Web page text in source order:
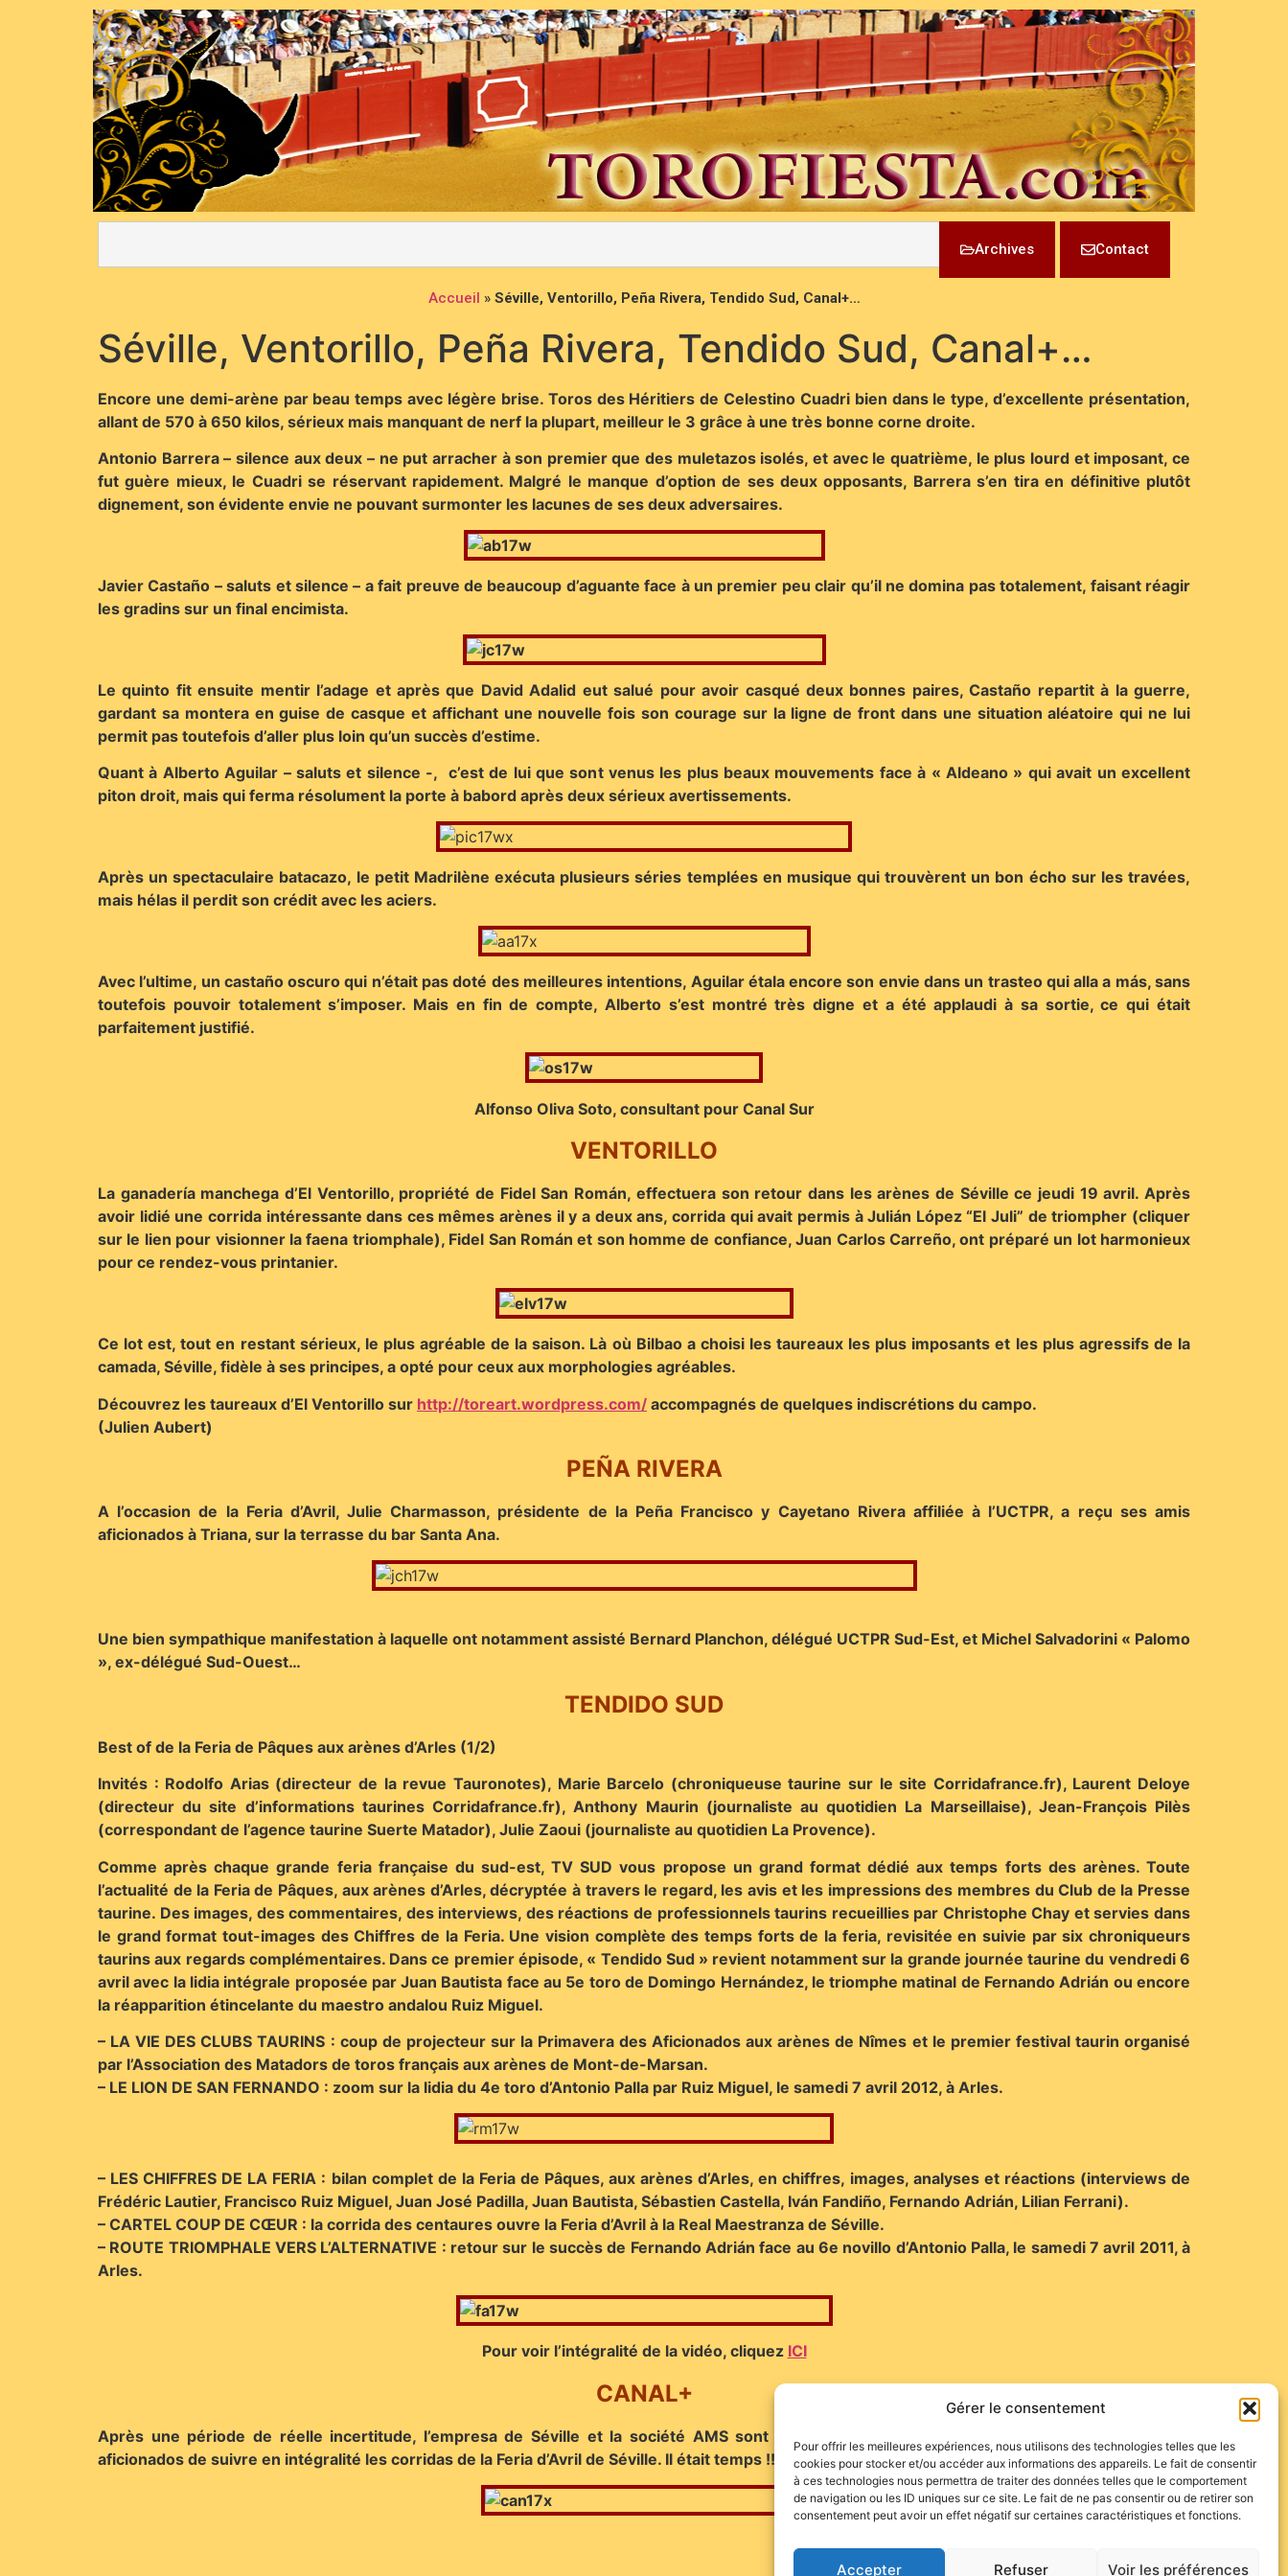
Gérer le consentement
Pour offrir les meilleures expériences, nous utilisons des technologies telles que les
cookies pour stocker et/ou accéder aux informations des appareils. Le fait de consentir
à ces technologies nous permettra de traiter des données telles que le comportement
de navigation ou les ID uniques sur ce site. Le fait de ne pas consentir ou de retirer son
consentement peut avoir un effet négatif sur certaines caractéristiques et fonctions.
Accepter Refuser Voir les préférences
Archives Contact
Accueil » Séville, Ventorillo, Peña Rivera, Tendido Sud, Canal+…
Séville, Ventorillo, Peña Rivera, Tendido Sud, Canal+…
Encore une demi-arène par beau temps avec légère brise. Toros des Héritiers de Celestino Cuadri bien dans le type, d’excellente présentation,
allant de 570 à 650 kilos, sérieux mais manquant de nerf la plupart, meilleur le 3 grâce à une très bonne corne droite.
Antonio Barrera – silence aux deux – ne put arracher à son premier que des muletazos isolés, et avec le quatrième, le plus lourd et imposant, ce
fut guère mieux, le Cuadri se réservant rapidement. Malgré le manque d’option de ses deux opposants, Barrera s’en tira en définitive plutôt
dignement, son évidente envie ne pouvant surmonter les lacunes de ses deux adversaires.
Javier Castaño – saluts et silence – a fait preuve de beaucoup d’aguante face à un premier peu clair qu’il ne domina pas totalement, faisant réagir
les gradins sur un final encimista.
Le quinto fit ensuite mentir l’adage et après que David Adalid eut salué pour avoir casqué deux bonnes paires, Castaño repartit à la guerre,
gardant sa montera en guise de casque et affichant une nouvelle fois son courage sur la ligne de front dans une situation aléatoire qui ne lui
permit pas toutefois d’aller plus loin qu’un succès d’estime.
Quant à Alberto Aguilar – saluts et silence -, c’est de lui que sont venus les plus beaux mouvements face à « Aldeano » qui avait un excellent
piton droit, mais qui ferma résolument la porte à babord après deux sérieux avertissements.
Après un spectaculaire batacazo, le petit Madrilène exécuta plusieurs séries templées en musique qui trouvèrent un bon écho sur les travées,
mais hélas il perdit son crédit avec les aciers.
Avec l’ultime, un castaño oscuro qui n’était pas doté des meilleures intentions, Aguilar étala encore son envie dans un trasteo qui alla a más, sans
toutefois pouvoir totalement s’imposer. Mais en fin de compte, Alberto s’est montré très digne et a été applaudi à sa sortie, ce qui était
parfaitement justifié.
Alfonso Oliva Soto, consultant pour Canal Sur
VENTORILLO
La ganadería manchega d’El Ventorillo, propriété de Fidel San Román, effectuera son retour dans les arènes de Séville ce jeudi 19 avril. Après
avoir lidié une corrida intéressante dans ces mêmes arènes il y a deux ans, corrida qui avait permis à Julián López “El Juli” de triompher (cliquer
sur le lien pour visionner la faena triomphale), Fidel San Román et son homme de confiance, Juan Carlos Carreño, ont préparé un lot harmonieux
pour ce rendez-vous printanier.
Ce lot est, tout en restant sérieux, le plus agréable de la saison. Là où Bilbao a choisi les taureaux les plus imposants et les plus agressifs de la
camada, Séville, fidèle à ses principes, a opté pour ceux aux morphologies agréables.
Découvrez les taureaux d’El Ventorillo sur http://toreart.wordpress.com/ accompagnés de quelques indiscrétions du campo.
(Julien Aubert)
PEÑA RIVERA
A l’occasion de la Feria d’Avril, Julie Charmasson, présidente de la Peña Francisco y Cayetano Rivera affiliée à l’UCTPR, a reçu ses amis
aficionados à Triana, sur la terrasse du bar Santa Ana.
Une bien sympathique manifestation à laquelle ont notamment assisté Bernard Planchon, délégué UCTPR Sud-Est, et Michel Salvadorini « Palomo
», ex-délégué Sud-Ouest…
TENDIDO SUD
Best of de la Feria de Pâques aux arènes d’Arles (1/2)
Invités : Rodolfo Arias (directeur de la revue Tauronotes), Marie Barcelo (chroniqueuse taurine sur le site Corridafrance.fr), Laurent Deloye
(directeur du site d’informations taurines Corridafrance.fr), Anthony Maurin (journaliste au quotidien La Marseillaise), Jean-François Pilès
(correspondant de l’agence taurine Suerte Matador), Julie Zaoui (journaliste au quotidien La Provence).
Comme après chaque grande feria française du sud-est, TV SUD vous propose un grand format dédié aux temps forts des arènes. Toute
l’actualité de la Feria de Pâques, aux arènes d’Arles, décryptée à travers le regard, les avis et les impressions des membres du Club de la Presse
taurine. Des images, des commentaires, des interviews, des réactions de professionnels taurins recueillies par Christophe Chay et servies dans
le grand format tout-images des Chiffres de la Feria. Une vision complète des temps forts de la feria, revisitée en suivie par six chroniqueurs
taurins aux regards complémentaires. Dans ce premier épisode, « Tendido Sud » revient notamment sur la grande journée taurine du vendredi 6
avril avec la lidia intégrale proposée par Juan Bautista face au 5e toro de Domingo Hernández, le triomphe matinal de Fernando Adrián ou encore
la réapparition étincelante du maestro andalou Ruiz Miguel.
– LA VIE DES CLUBS TAURINS : coup de projecteur sur la Primavera des Aficionados aux arènes de Nîmes et le premier festival taurin organisé
par l’Association des Matadors de toros français aux arènes de Mont-de-Marsan.
– LE LION DE SAN FERNANDO : zoom sur la lidia du 4e toro d’Antonio Palla par Ruiz Miguel, le samedi 7 avril 2012, à Arles.
– LES CHIFFRES DE LA FERIA : bilan complet de la Feria de Pâques, aux arènes d’Arles, en chiffres, images, analyses et réactions (interviews de
Frédéric Lautier, Francisco Ruiz Miguel, Juan José Padilla, Juan Bautista, Sébastien Castella, Iván Fandiño, Fernando Adrián, Lilian Ferrani).
– CARTEL COUP DE CŒUR : la corrida des centaures ouvre la Feria d’Avril à la Real Maestranza de Séville.
– ROUTE TRIOMPHALE VERS L’ALTERNATIVE : retour sur le succès de Fernando Adrián face au 6e novillo d’Antonio Palla, le samedi 7 avril 2011, à
Arles.
Pour voir l’intégralité de la vidéo, cliquez ICI
CANAL+
Après une période de réelle incertitude, l’empresa de Séville et la société AMS sont parvenus à trouver un accord, ce qui permettra aux
aficionados de suivre en intégralité les corridas de la Feria d’Avril de Séville. Il était temps !!!